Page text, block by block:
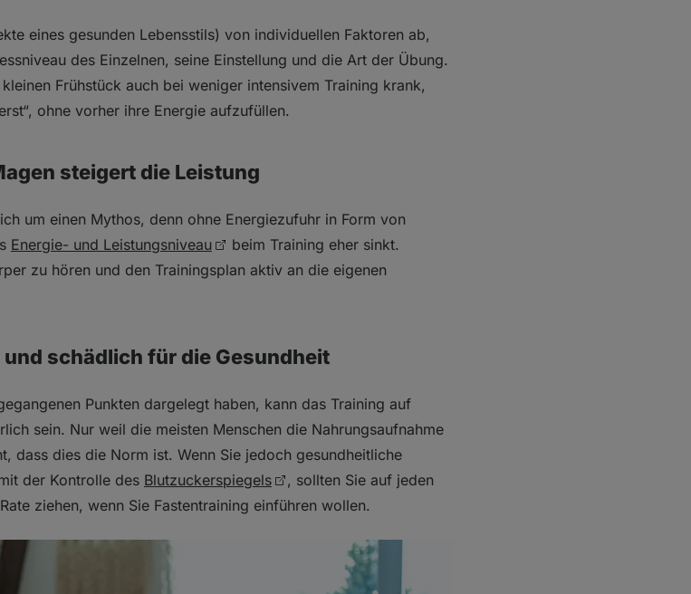
eines gesunden Lebensstils) von individuellen Faktoren ab,
des Einzelnen, seine Einstellung und die Art der Übung.
Frühstück auch bei weniger intensivem Training krank,
ohne vorher ihre Energie aufzufüllen.
steigert die Leistung
um einen Mythos, denn ohne Energiezufuhr in Form von
Energie- und Leistungsniveau
beim Training eher sinkt.
zu hören und den Trainingsplan aktiv an die eigenen
schädlich für die Gesundheit
Punkten dargelegt haben, kann das Training auf
sein. Nur weil die meisten Menschen die Nahrungsaufnahme
dass dies die Norm ist. Wenn Sie jedoch gesundheitliche
der Kontrolle des Blutzuckerspiegels
, sollten Sie auf jeden
ziehen, wenn Sie Fastentraining einführen wollen.